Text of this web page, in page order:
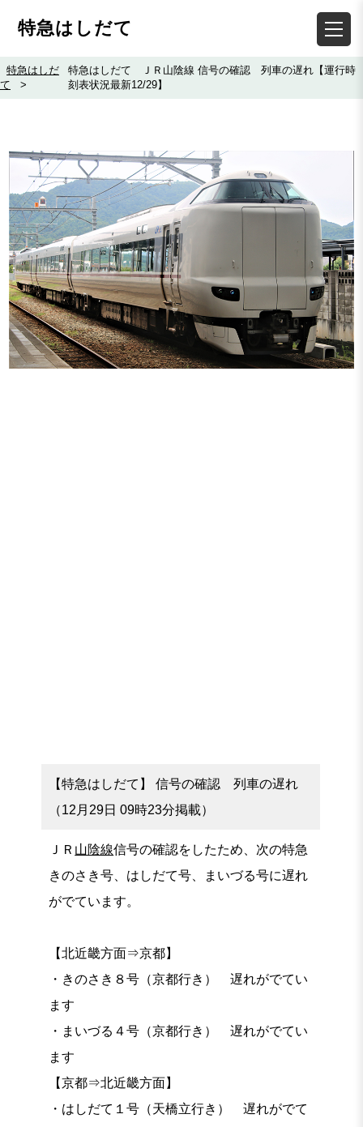
特急はしだて
特急はしだ
て
>
特急はしだて ＪＲ山陰線 信号の確認 列車の遅れ【運行時
刻表状況最新12/29】
【特急はしだて】 信号の確認 列車の遅れ
（12月29日 09時23分掲載）
ＪＲ 山陰線信号の確認をしたため、次の特急
きのさき号、はしだて号、まいづる号に遅れ
がでています。
【北近畿方面⇒京都】
・きのさき８号（京都行き） 遅れがでてい
ます
・まいづる４号（京都行き） 遅れがでてい
ます
【京都⇒北近畿方面】
・はしだて１号（天橋立行き） 遅れがでて